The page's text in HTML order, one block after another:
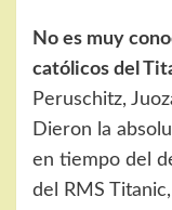
No es muy
católicos del
Peruschitz,
Dieron la
en tiempo del
del RMS